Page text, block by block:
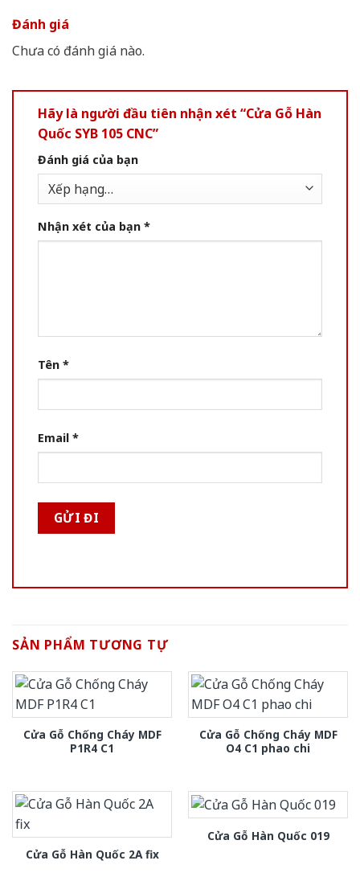
Đánh giá
Chưa có đánh giá nào.
Hãy là người đầu tiên nhận xét “Cửa Gỗ Hàn
Quốc SYB 105 CNC”
Đánh giá của bạn
Nhận xét của bạn *
Tên *
Email *
SẢN PHẨM TƯƠNG TỰ
Cửa Gỗ Chống Cháy MDF
P1R4 C1
Cửa Gỗ Chống Cháy MDF
O4 C1 phao chi
Cửa Gỗ Hàn Quốc 2A fix
Cửa Gỗ Hàn Quốc 019